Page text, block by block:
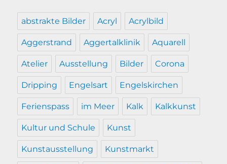
abstrakte Bilder Acryl Acrylbild
Aggerstrand Aggertalklinik Aquarell
Atelier Ausstellung Bilder Corona
Dripping Engelsart Engelskirchen
Ferienspass im Meer Kalk Kalkkunst
Kultur und Schule Kunst
Kunstausstellung Kunstmarkt